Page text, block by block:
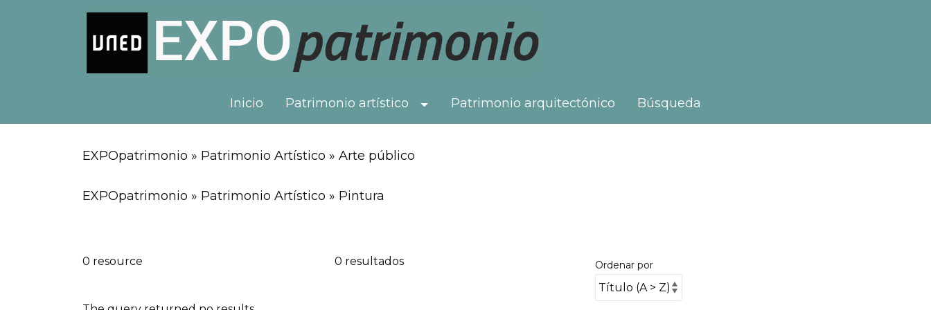
Inicio Patrimonio artístico Toggle Dropdown
Patrimonio arquitectónico Búsqueda
EXPOpatrimonio » Patrimonio Artístico » Arte público
EXPOpatrimonio » Patrimonio Artístico » Pintura
0 resource 0 resultados Ordenar por